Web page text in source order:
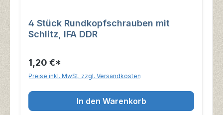
4 Stück Rundkopfschrauben mit
Schlitz, IFA DDR
1,20 €*
Preise inkl. MwSt. zzgl. Versandkosten
In den Warenkorb